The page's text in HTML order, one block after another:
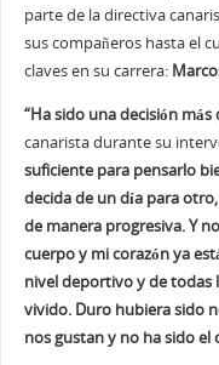
parte de la directiva
sus compañeros hasta el
claves en su carrera:
“Ha sido una decisión más
canarista durante su
suficiente para pensarlo
decida de un día para
de manera progresiva. Y
cuerpo y mi corazón ya
nivel deportivo y de todas
vivido. Duro hubiera sido
nos gustan y no ha sido el